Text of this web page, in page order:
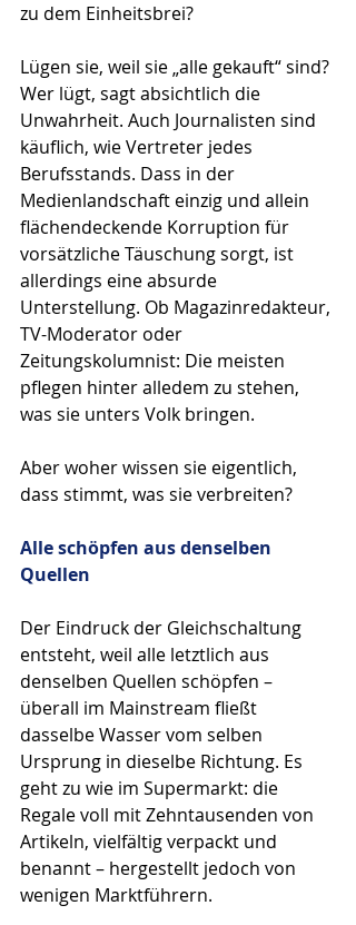
zu dem Einheitsbrei?
Lügen sie, weil sie „alle gekauft“ sind?
Wer lügt, sagt absichtlich die
Unwahrheit. Auch Journalisten sind
käuflich, wie Vertreter jedes
Berufsstands. Dass in der
Medienlandschaft einzig und allein
flächendeckende Korruption für
vorsätzliche Täuschung sorgt, ist
allerdings eine absurde
Unterstellung. Ob Magazinredakteur,
TV-Moderator oder
Zeitungskolumnist: Die meisten
pflegen hinter alledem zu stehen,
was sie unters Volk bringen.
Aber woher wissen sie eigentlich,
dass stimmt, was sie verbreiten?
Alle schöpfen aus denselben
Quellen
Der Eindruck der Gleichschaltung
entsteht, weil alle letztlich aus
denselben Quellen schöpfen –
überall im Mainstream fließt
dasselbe Wasser vom selben
Ursprung in dieselbe Richtung. Es
geht zu wie im Supermarkt: die
Regale voll mit Zehntausenden von
Artikeln, vielfältig verpackt und
benannt – hergestellt jedoch von
wenigen Marktführern.